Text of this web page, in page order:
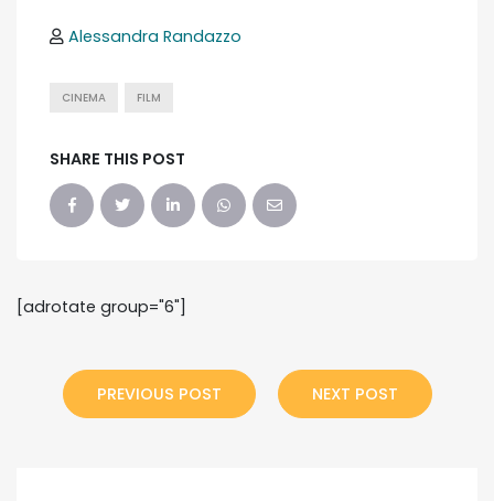
Alessandra Randazzo
CINEMA FILM
SHARE THIS POST
[adrotate group="6"]
PREVIOUS POST NEXT POST